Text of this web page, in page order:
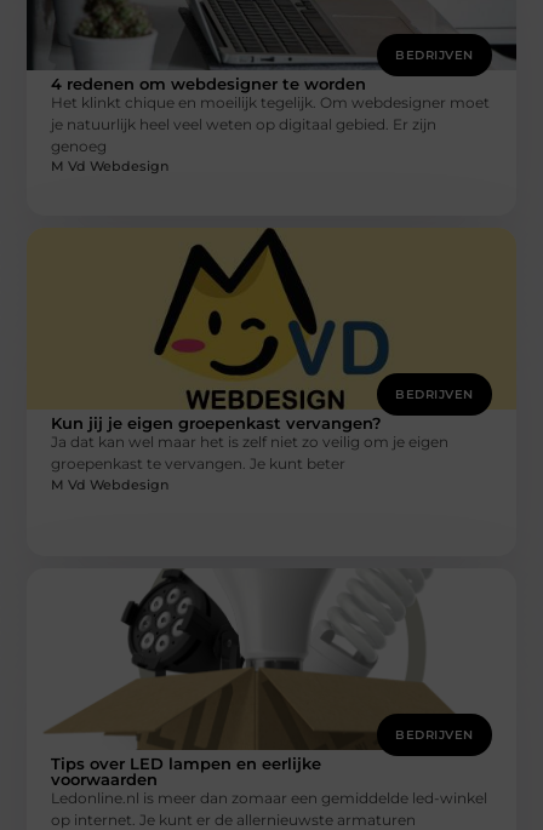
BEDRIJVEN
4 redenen om webdesigner te worden
Het klinkt chique en moeilijk tegelijk. Om webdesigner moet
je natuurlijk heel veel weten op digitaal gebied. Er zijn
genoeg
M Vd Webdesign
BEDRIJVEN
Kun jij je eigen groepenkast vervangen?
Ja dat kan wel maar het is zelf niet zo veilig om je eigen
groepenkast te vervangen. Je kunt beter
M Vd Webdesign
BEDRIJVEN
Tips over LED lampen en eerlijke
voorwaarden
Ledonline.nl is meer dan zomaar een gemiddelde led-winkel
op internet. Je kunt er de allernieuwste armaturen